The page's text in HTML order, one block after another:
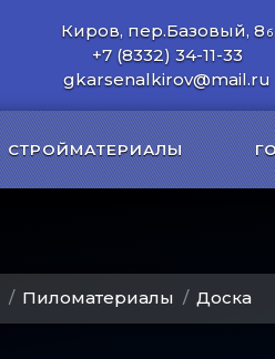
Киров, пер.Базовый, 8б
+7 (8332) 34-11-33
gkarsenalkirov@mail.ru
СТРОЙМАТЕРИАЛЫ
Пиломатериалы Доска